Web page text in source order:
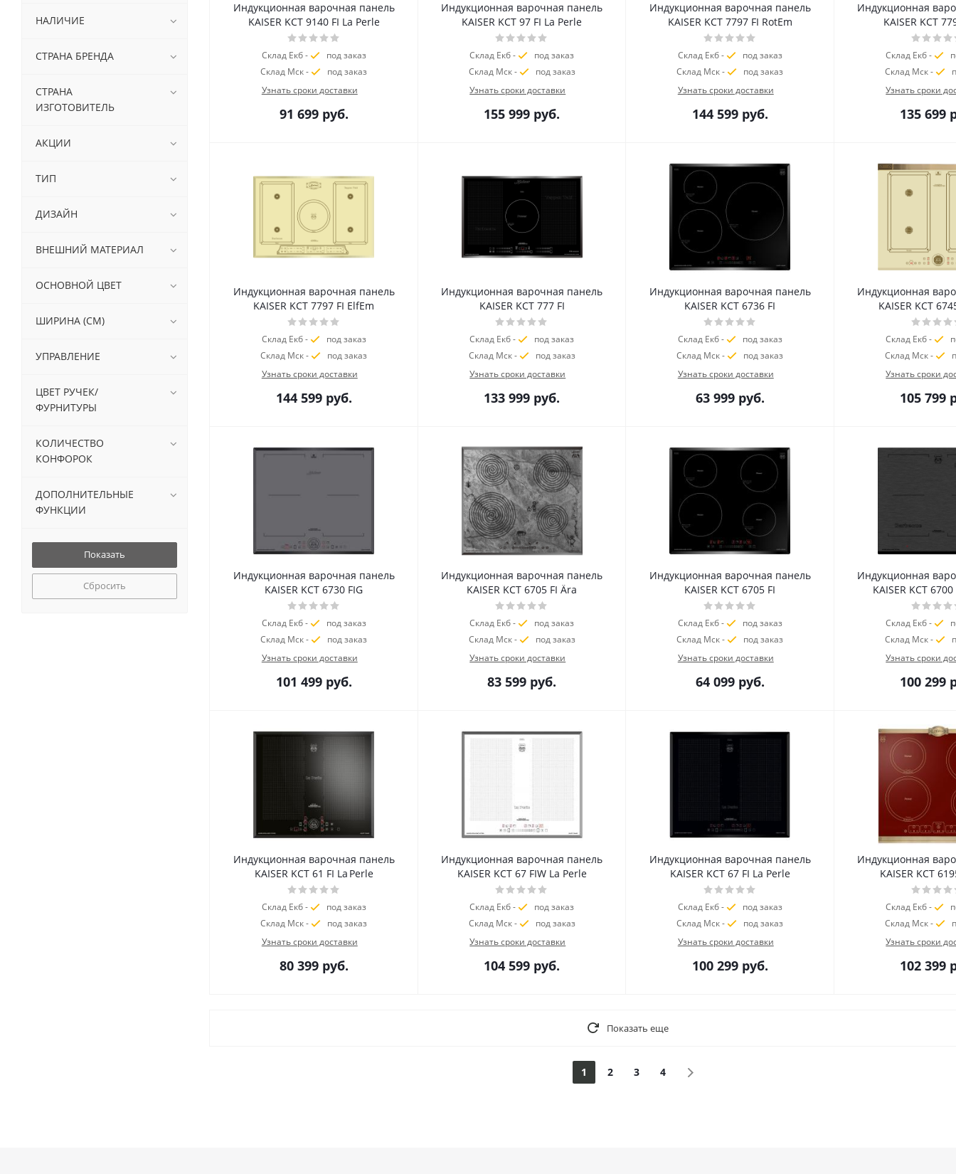
Индукционная варочная панель
KAISER KCT 9140 FI La Perle
Склад Екб -
под заказ
Склад Мск -
под заказ
Узнать сроки доставки
91 699руб.
Индукционная варочная панель
KAISER KCT 97 FI La Perle
Склад Екб -
под заказ
Склад Мск -
под заказ
Узнать сроки доставки
155 999 руб.
Индукционная варочная панель
KAISER KCT 7797 FI RotEm
Склад Екб -
под заказ
Склад Мск -
под заказ
Узнать сроки доставки
144 599руб.
Индукционная
KAISER KCT
Склад Екб -
Склад Мск -
Узнать сроки
135 699
Индукционная варочная панель
KAISER KCT 7797 FI ElfEm
Склад Екб -
под заказ
Склад Мск -
под заказ
Узнать сроки доставки
144 599руб.
Индукционная варочная панель
KAISER KCT 777 FI
Склад Екб -
под заказ
Склад Мск -
под заказ
Узнать сроки доставки
133 999 руб.
Индукционная варочная панель
KAISER KCT 6736 FI
Склад Екб -
под заказ
Склад Мск -
под заказ
Узнать сроки доставки
63 999руб.
Индукционная
KAISER KCT
Склад Екб -
Склад Мск -
Узнать сроки
105 799
Индукционная варочная панель
KAISER KCT 6730 FIG
Склад Екб -
под заказ
Склад Мск -
под заказ
Узнать сроки доставки
101 499руб.
Индукционная варочная панель
KAISER KCT 6705 FI Ära
Склад Екб -
под заказ
Склад Мск -
под заказ
Узнать сроки доставки
83 599 руб.
Индукционная варочная панель
KAISER KCT 6705 FI
Склад Екб -
под заказ
Склад Мск -
под заказ
Узнать сроки доставки
64 099руб.
Индукционная
KAISER KCT
Склад Екб -
Склад Мск -
Узнать сроки
100 299
Индукционная варочная панель
KAISER KCT 61 FI La Perle
Склад Екб -
под заказ
Склад Мск -
под заказ
Узнать сроки доставки
80 399руб.
Индукционная варочная панель
KAISER KCT 67 FIW La Perle
Склад Екб -
под заказ
Склад Мск -
под заказ
Узнать сроки доставки
104 599 руб.
Индукционная варочная панель
KAISER KCT 67 FI La Perle
Склад Екб -
под заказ
Склад Мск -
под заказ
Узнать сроки доставки
100 299руб.
Индукционная
KAISER KCT
Склад Екб -
Склад Мск -
Узнать сроки
102 399
Показать еще
1 2 3 4
KORTING (
KUPPERSBUSCH (
MAUNFELD (
MEFERI (79)
MIELE (
OASIS (
TEKA (
НАЛИЧИЕ
СТРАНА БРЕНДА
СТРАНА
ИЗГОТОВИТЕЛЬ
АКЦИИ
ТИП
ДИЗАЙН
ВНЕШНИЙ МАТЕРИАЛ
ОСНОВНОЙ ЦВЕТ
ШИРИНА (СМ)
УПРАВЛЕНИЕ
ЦВЕТ РУЧЕК/
ФУРНИТУРЫ
КОЛИЧЕСТВО
КОНФОРОК
ДОПОЛНИТЕЛЬНЫЕ
ФУНКЦИИ
Сбросить